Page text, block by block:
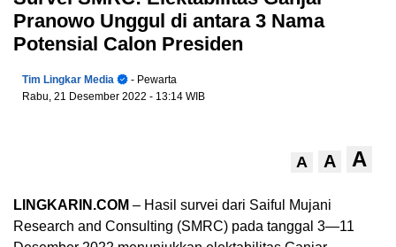
Pranowo Unggul di antara 3 Nama
Potensial Calon Presiden
Tim Lingkar Media
- Pewarta
Rabu, 21 Desember 2022 - 13:14 WIB
A A A
LINGKARIN.COM – Hasil survei dari Saiful Mujani
Research and Consulting (SMRC) pada tanggal 3—11